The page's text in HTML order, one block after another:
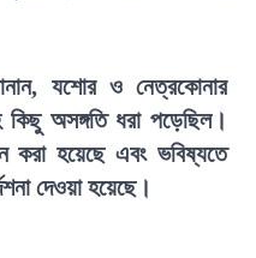
যশোর ও নেত্রকোনার
কিছু অসঙ্গতি ধরা পড়েছিল।
করা হয়েছে এবং ভবিষ্যতে
দেওয়া হয়েছে।